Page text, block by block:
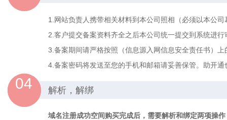
1.网站负责人携带相关材料到本公司照相（必须以本公
2.客户提交备案资料齐全之后本公司统一提交到系统进
3.备案期间请严格按照（信息源入网信息安全责任书）上
4.备案密码将发送至您的手机和邮箱请妥善保管。助开通
04 解析，解绑
域名注册成功空间购买完成后，需要解析和绑定两项操